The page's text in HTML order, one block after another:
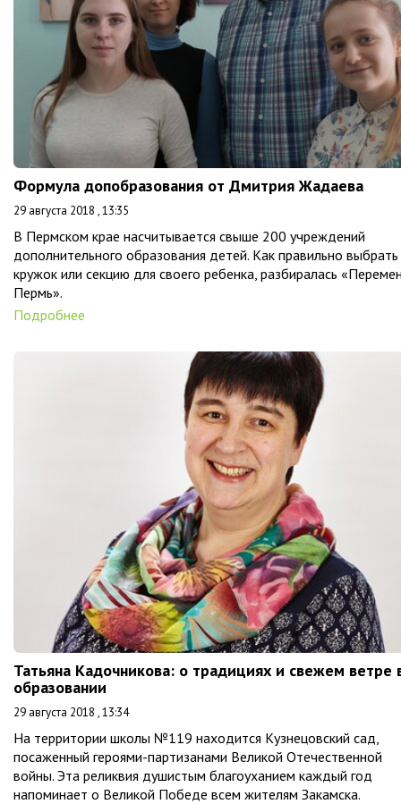
Формула допобразования от Дмитрия Жадаева
29 августа 2018 , 13:35
В Пермском крае насчитывается свыше 200 учреждений
дополнительного образования детей. Как правильно выбрать
кружок или секцию для своего ребенка, разбиралась
Пермь».
Подробнее
Татьяна Кадочникова: о традициях и свежем ветре
образовании
29 августа 2018 , 13:34
На территории школы №119 находится Кузнецовский сад,
посаженный героями-партизанами Великой Отечественной
войны. Эта реликвия душистым благоуханием каждый год
напоминает о Великой Победе всем жителям Закамска.